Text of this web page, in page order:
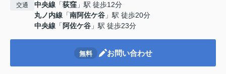
交通 中央線 「荻窪 」駅 徒歩12分
丸ノ内線 「南阿佐ケ谷 」駅 徒歩20分
中央線 「 阿佐ケ谷 」駅 徒歩23分
無料 お問い合わせ